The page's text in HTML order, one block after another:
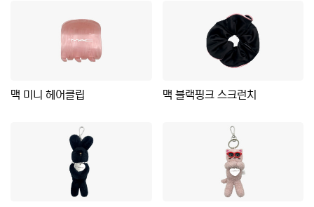
맥 미니 헤어클립 맥 블랙핑크 스크런치